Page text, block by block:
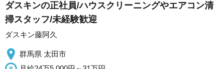
ダスキンの正社員/ハウスクリーニングやエアコン清
掃スタッフ/未経験歓迎
ダスキン藤阿久
群馬県 太田市